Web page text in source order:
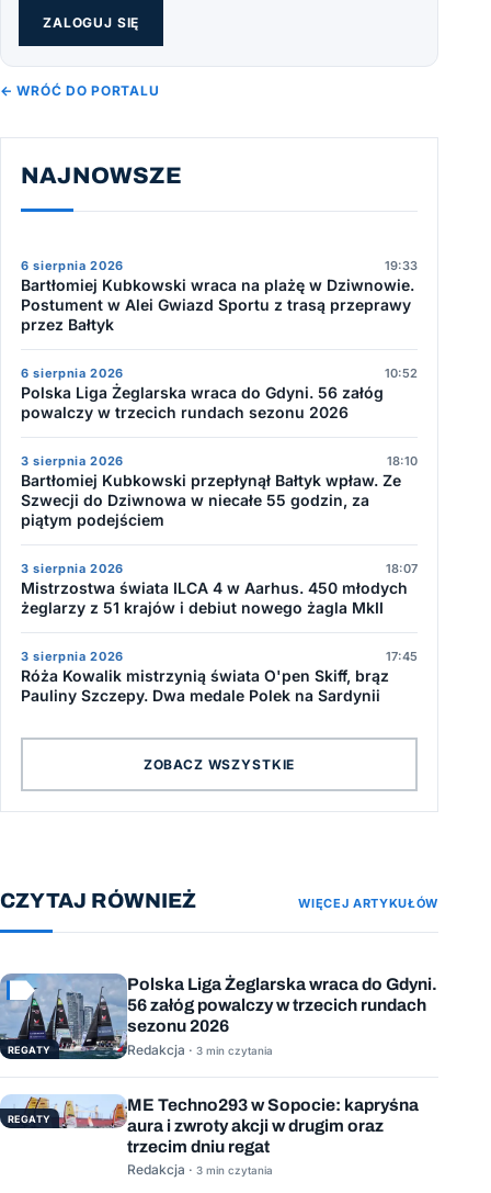
ZALOGUJ SIĘ
← WRÓĆ DO PORTALU
NAJNOWSZE
6 sierpnia 2026 19:33
Bartłomiej Kubkowski wraca na plażę w Dziwnowie.
Postument w Alei Gwiazd Sportu z trasą przeprawy
przez Bałtyk
6 sierpnia 2026 10:52
Polska Liga Żeglarska wraca do Gdyni. 56 załóg
powalczy w trzecich rundach sezonu 2026
3 sierpnia 2026 18:10
Bartłomiej Kubkowski przepłynął Bałtyk wpław. Ze
Szwecji do Dziwnowa w niecałe 55 godzin, za
piątym podejściem
3 sierpnia 2026 18:07
Mistrzostwa świata ILCA 4 w Aarhus. 450 młodych
żeglarzy z 51 krajów i debiut nowego żagla MkII
3 sierpnia 2026 17:45
Róża Kowalik mistrzynią świata O'pen Skiff, brąz
Pauliny Szczepy. Dwa medale Polek na Sardynii
ZOBACZ WSZYSTKIE
CZYTAJ RÓWNIEŻ WIĘCEJ ARTYKUŁÓW
REGATY
Polska Liga Żeglarska wraca do Gdyni.
56 załóg powalczy w trzecich rundach
sezonu 2026
Redakcja · 3 min czytania
REGATY
ME Techno293 w Sopocie: kapryśna
aura i zwroty akcji w drugim oraz
trzecim dniu regat
Redakcja · 3 min czytania